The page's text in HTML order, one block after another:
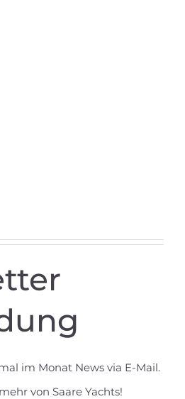
im Monat News via E-Mail.
von Saare Yachts!